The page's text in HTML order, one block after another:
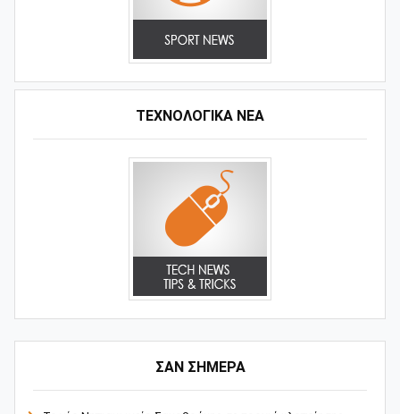
ΤΕΧΝΟΛΟΓΙΚΑ ΝΕΑ
ΣΑΝ ΣΗΜΕΡΑ